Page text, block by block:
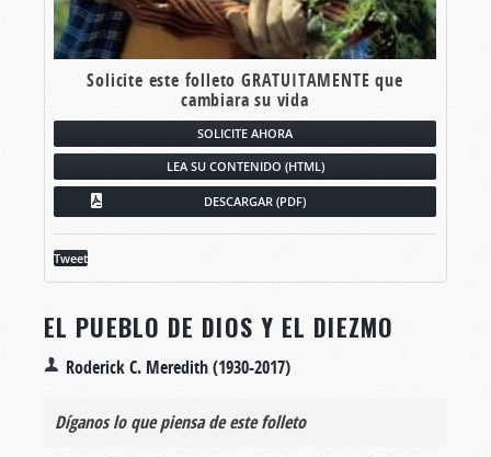
Solicite este folleto GRATUITAMENTE que
cambiara su vida
SOLICITE AHORA
LEA SU CONTENIDO (HTML)
DESCARGAR (PDF)
Tweet
EL PUEBLO DE DIOS Y EL DIEZMO
Roderick C. Meredith (1930-2017)
Díganos lo que piensa de este folleto